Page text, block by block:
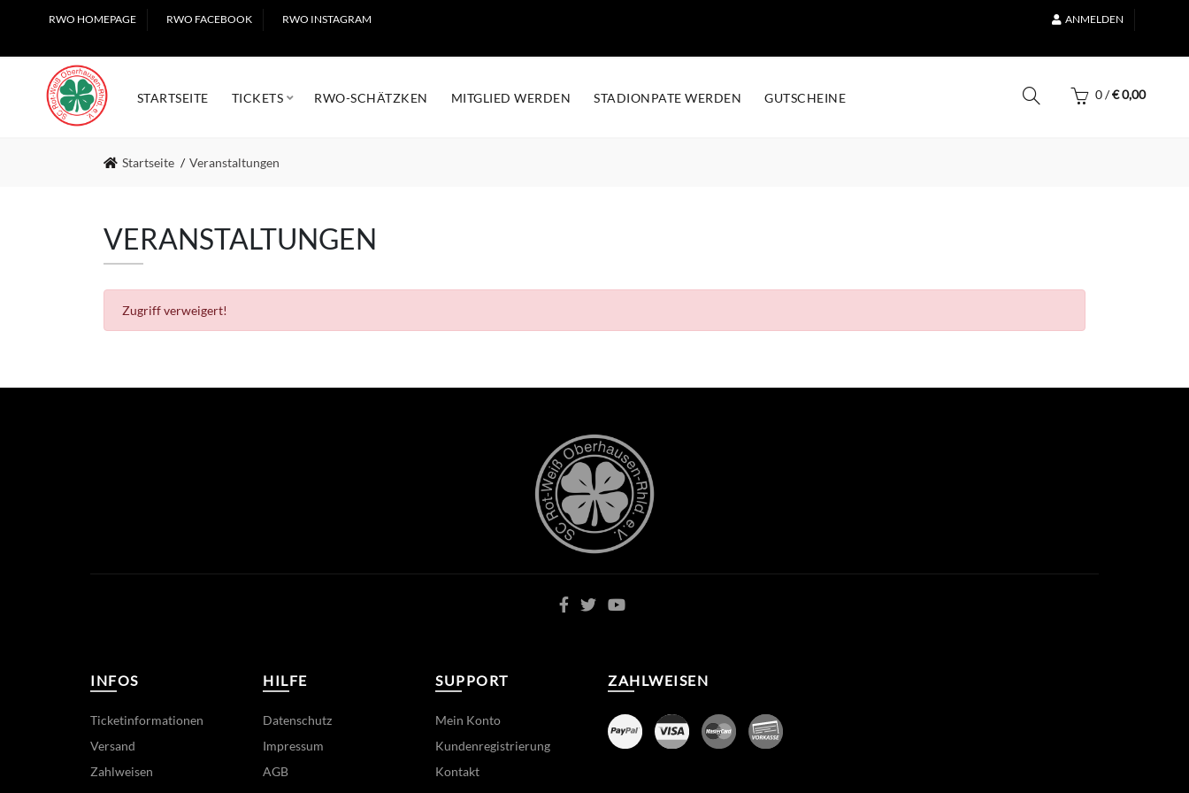
RWO HOMEPAGE RWO FACEBOOK RWO INSTAGRAM ANMELDEN
STARTSEITE TICKETS RWO-SCHÄTZKEN MITGLIED WERDEN STADIONPATE WERDEN GUTSCHEINE 0/€0,00
Startseite Veranstaltungen
VERANSTALTUNGEN
Zugriff verweigert!
INFOS
Ticketinformationen
Versand
Zahlweisen
HILFE
Datenschutz
Impressum
AGB
SUPPORT
Mein Konto
Kundenregistrierung
Kontakt
ZAHLWEISEN